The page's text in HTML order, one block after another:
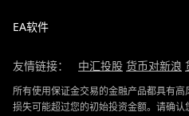
EA软件
友情链接： 中汇投股 货币对新浪
所有使用保证金交易的金融产品都具有
损失可能超过您的初始投资金额。请确